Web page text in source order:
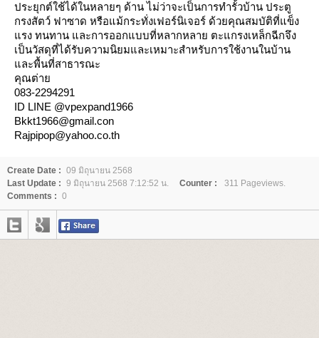
ประยุกต์ใช้ได้ในหลายๆ ด้าน ไม่ว่าจะเป็นการทำรั้วบ้าน ประตู
กรงสัตว์ ฟาซาด หรือแม้กระทั่งเฟอร์นิเจอร์ ด้วยคุณสมบัติที่แข็ง
รง ทนทาน และการออกแบบที่หลากหลาย ตะแกรงเหล็กฉีกจึง
เป็นวัสดุที่ได้รับความนิยมและเหมาะสำหรับการใช้งานในบ้าน
ละพื้นที่สาธารณะ
คุณต่า
083-2294291
ID LINE @vpexpand1966
Bkkt1966@gmail.con
Rajpipop@yahoo.co.th
Create Date : 09 มิถุนายน 2568
Last Update : 9 มิถุนายน 2568 7:12:52 น. Counter :
311 Pageviews.
Comments : 0